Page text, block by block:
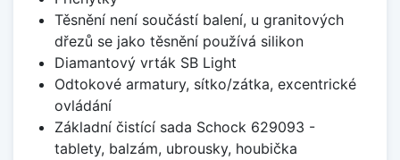
Těsnění není součástí balení, u granitových
dřezů se jako těsnění používá silikon
Diamantový vrták SB Light
Odtokové armatury, sítko/zátka, excentrické
ovládání
Základní čistící sada Schock 629093 -
tablety, balzám, ubrousky, houbička